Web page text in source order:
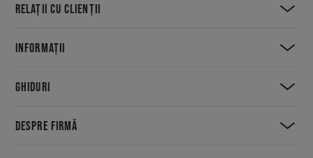
RELAȚII CU CLIENȚII
INFORMAȚII
GHIDURI
DESPRE FIRMĂ